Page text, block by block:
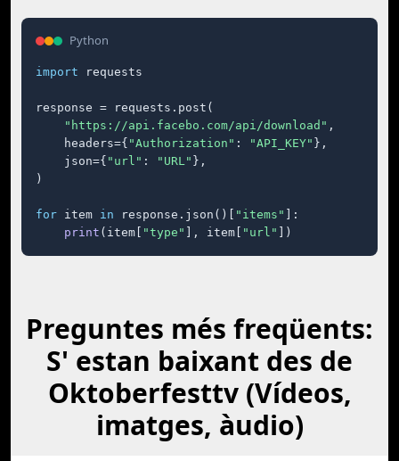
Python
import requests
response = requests.post(
"https://api.facebo.com/api/download" ,
    headers={
"Authorization" : "API_KEY" },
    json={
"url" : "URL" },
)
for item in response.json()[ "items"
]:
print (item[ "type" ], item[ "url" ])
Preguntes més freqüents:
S' estan baixant des de
Oktoberfesttv (Vídeos,
imatges, àudio)